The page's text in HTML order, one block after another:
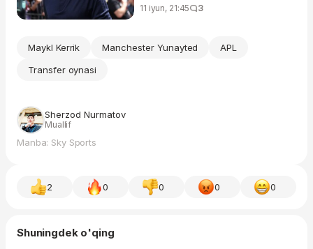
11 iyun, 21:45 3
Maykl Kerrik Manchester Yunayted
APL
Transfer oynasi
Sherzod Nurmatov
Muallif
Manba: Sky Sports
2 0 0 0 0
Shuningdek o'qing